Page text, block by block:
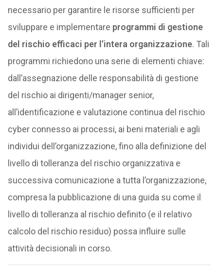
necessario per garantire le risorse sufficienti per
sviluppare e implementare programmi di gestione
del rischio efficaci per l’intera organizzazione. Tali
programmi richiedono una serie di elementi chiave:
dall’assegnazione delle responsabilità di gestione
del rischio ai dirigenti/manager senior,
all’identificazione e valutazione continua del rischio
cyber connesso ai processi, ai beni materiali e agli
individui dell’organizzazione, fino alla definizione del
livello di tolleranza del rischio organizzativa e
successiva comunicazione a tutta l’organizzazione,
compresa la pubblicazione di una guida su come il
livello di tolleranza al rischio definito (e il relativo
calcolo del rischio residuo) possa influire sulle
attività decisionali in corso.